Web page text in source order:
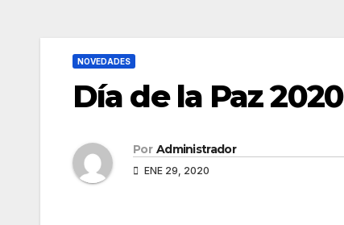
NOVEDADES
Día de la Paz 2020
Por Administrador
ENE 29, 2020